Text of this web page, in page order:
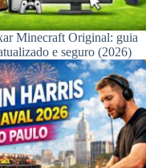
Minecraft Original: guia
e seguro (2026)